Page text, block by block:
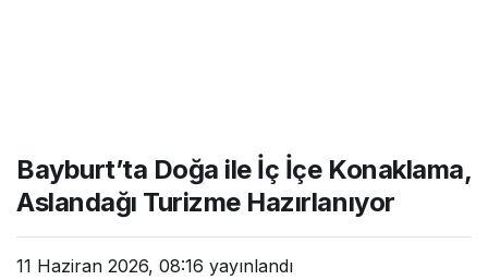
Bayburt’ta Doğa ile İç İçe Konaklama,
Aslandağı Turizme Hazırlanıyor
11 Haziran 2026, 08:16 yayınlandı